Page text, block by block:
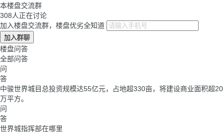
本楼盘交流群
308人正在讨论
加入楼盘交流群，楼盘优劣全知道
加入群聊
楼盘问答
全部问答
问
答
中骏世界城目总投资规模达55亿元，占地超330亩，将建设商业面积超20
万平方。
问
答
世界城指挥部在哪里